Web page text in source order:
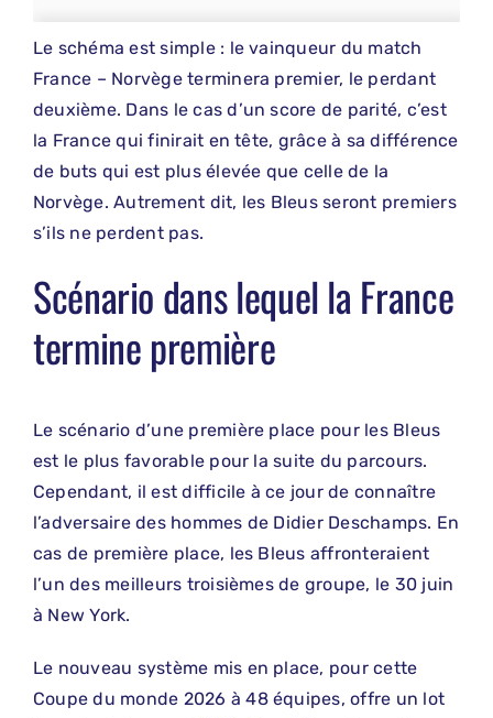
Le schéma est simple : le vainqueur du match
France – Norvège terminera premier, le perdant
deuxième. Dans le cas d’un score de parité, c’est
la France qui finirait en tête, grâce à sa différence
de buts qui est plus élevée que celle de la
Norvège. Autrement dit, les Bleus seront premiers
s’ils ne perdent pas.
Scénario dans lequel la France
termine première
Le scénario d’une première place pour les Bleus
est le plus favorable pour la suite du parcours.
Cependant, il est difficile à ce jour de connaître
l’adversaire des hommes de Didier Deschamps. En
cas de première place, les Bleus affronteraient
l’un des meilleurs troisièmes de groupe, le 30 juin
à New York.
Le nouveau système mis en place, pour cette
Coupe du monde 2026 à 48 équipes, offre un lot